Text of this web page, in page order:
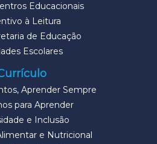
Educacionais
à Leitura
de Educação
Escolares
Aprender Sempre
para Aprender
e Inclusão
e Nutricional